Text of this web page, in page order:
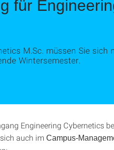
für
M.Sc. müssen Sie sich
Wintersemester.
Engineering Cybernetics
auch im Campus-